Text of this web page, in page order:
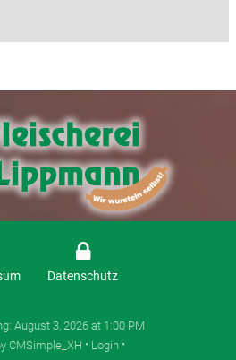
Datenschutz
August 3, 2026 at 1:00 PM
CMSimple_XH • Login•